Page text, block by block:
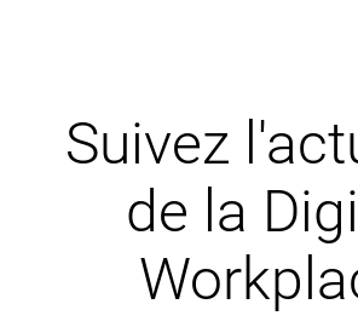
Suivez
de la